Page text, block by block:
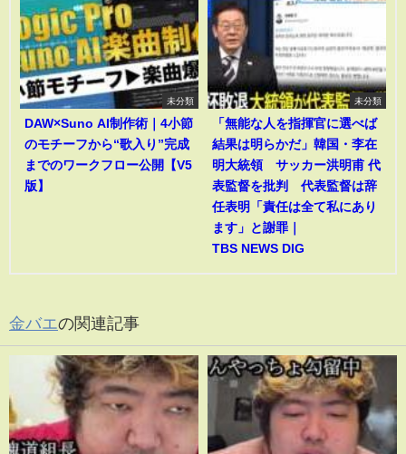
未分類
DAW×Suno AI制作術｜4小節
のモチーフから“歌入り”完成
までのワークフロー公開【V5
版】
未分類
「無能な人を指揮官に選べば
結果は明らかだ」韓国・李在
明大統領 サッカー洪明甫 代
表監督を批判 代表監督は辞
任表明「責任は全て私にあり
ます」と謝罪｜
TBS NEWS DIG
金バエの関連記事